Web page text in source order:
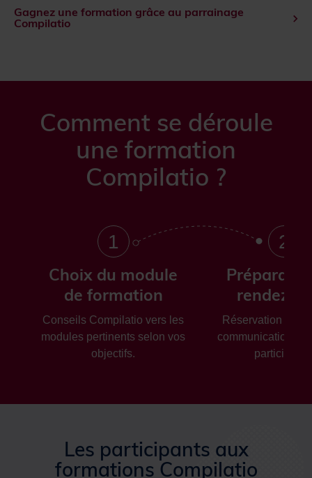
Gagnez une formation grâce au parrainage
Compilatio
Comment se déroule
une formation
Compilatio ?
1
Choix du module
de formation
Conseils Compilatio vers les
modules pertinents selon vos
objectifs.
2
rendez-
Réservation de la
communication
Les participants aux
formations Compilatio